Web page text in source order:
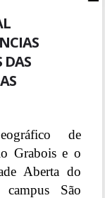
DAS
de
Grabois e o
Aberta do
São